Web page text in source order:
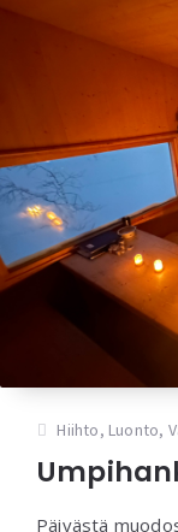
Hiihto, Luonto,
Päivästä